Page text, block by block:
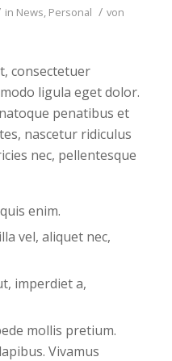
in News Personal / von
consectetuer
ligula eget dolor.
penatibus et
nascetur ridiculus
nec, pellentesque
enim.
vel, aliquet nec,
imperdiet a,
mollis pretium.
Vivamus